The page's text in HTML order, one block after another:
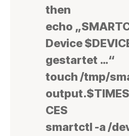
then
echo
Device
gestartet …“
touch /tmp/
CES
smartctl -a /